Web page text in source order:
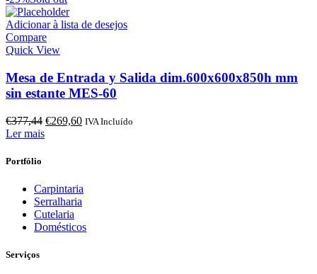
era:
€1349,71.€964,08.
Adicionar à lista de desejos
Compare
Quick View
Mesa de Entrada y Salida dim.600x600x850h mm
sin estante MES-60
€377,44 O
€269,60OIVA Incluído
Ler mais
Portfólio
Carpintaria
Serralharia
Cutelaria
Domésticos
Serviços